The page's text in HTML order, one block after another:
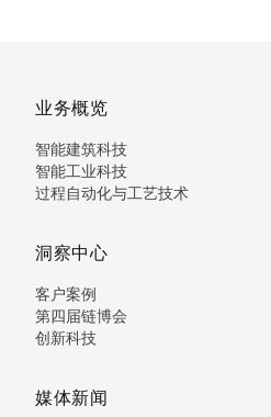
业务概览
智能建筑科技
智能工业科技
过程自动化与工艺技术
洞察中心
客户案例
第四届链博会
创新科技
媒体新闻